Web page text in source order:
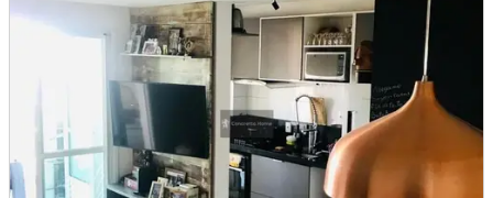
Perto De Transporte Público
Brinquedoteca
Churrasqueira
Elevador
Permite Animais
Piscina